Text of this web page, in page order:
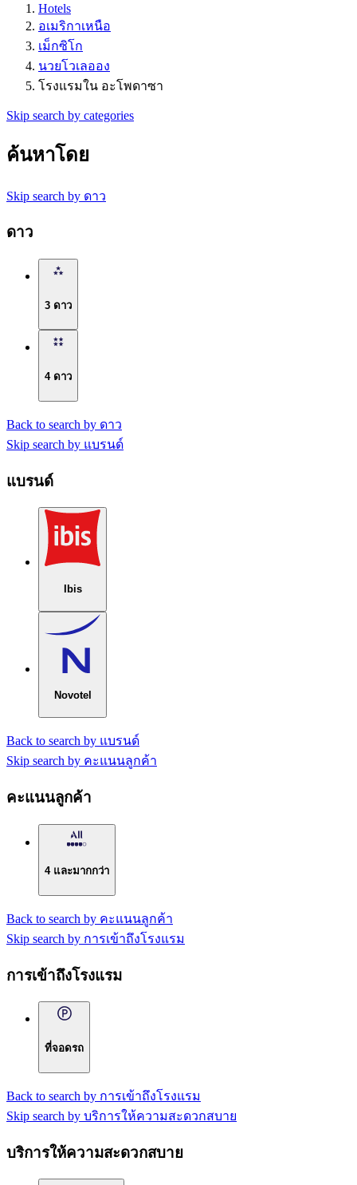
Hotels
อเมริกาเหนือ
เม็กซิโก
นวยโวเลออง
โรงแรมใน อะโพดาซา
Skip search by categories
ค้นหาโดย
Skip search by ดาว
ดาว
3 ดาว
4 ดาว
Back to search by ดาว
Skip search by แบรนด์
แบรนด์
Ibis
Novotel
Back to search by แบรนด์
Skip search by คะแนนลูกค้า
คะแนนลูกค้า
4 และมากกว่า
Back to search by คะแนนลูกค้า
Skip search by การเข้าถึงโรงแรม
การเข้าถึงโรงแรม
ที่จอดรถ
Back to search by การเข้าถึงโรงแรม
Skip search by บริการให้ความสะดวกสบาย
บริการให้ความสะดวกสบาย